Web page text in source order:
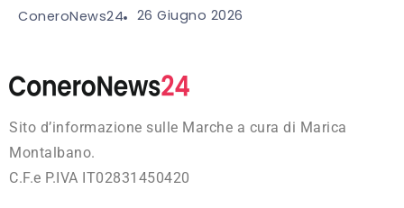
ConeroNews24 26 Giugno 2026
Sito d’informazione sulle Marche a cura di Marica
Montalbano.
C.F.e P.IVA IT02831450420